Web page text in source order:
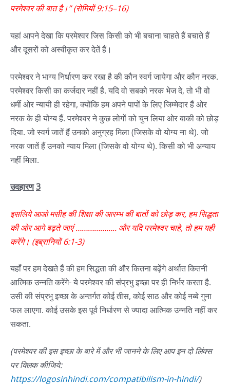
परमेश्वर की बात है।”(रोमियों9:15–16)
यहां आपने देखा कि परमेश्वर जिस किसी को भी बचाना चाहते हैं बचाते हैं
और दूसरों को अस्वीकृत कर देतें हैं।
परमेश्वर ने भाग्य निर्धारण कर रखा है की कौन स्वर्ग जायेगा और कौन नरक.
परमेश्वर किसी का कर्जदार नहीं है. यदि वो सबको नरक भेज दे, तो भी वो
धर्मी ओर न्यायी ही रहेगा, क्योंकि हम अपने पापों के लिए जिम्मेदार हैं ओर
नरक के ही योग्य हैं. परमेश्वर ने कुछ लोगों को चुन लिया ओर बाकी को छोड़
दिया. जो स्वर्ग जातें हैं उनको अनुग्रह मिला (जिसके वो योग्य ना थे). जो
नरक जातें हैं उनको न्याय मिला (जिसके वो योग्य थे). किसी को भी अन्याय
नहीं मिला.
उदहारण3
इसलिये आओ मसीह की शिक्षा की आरम्भ की बातों को छोड़ कर, हम सिद्धता
की ओर आगे बढ़ते जाएं……………….. और यदि परमेश्वर चाहे, तो हम यही
करेंगे। (इब्रानियों 6:1-3)
यहाँ पर हम देखते हैं की हम सिद्धता की और कितना बढ़ेंगे अर्थात कितनी
आत्मिक उन्नति करेंगे- ये परमेश्वर की संप्रभु इच्छा पर ही निर्भर करता है.
उसी की संप्रभु इच्छा के अन्तर्गत कोई तीस, कोई साठ और कोई नब्बे गुना
फल लाएगा. कोई उसके इस पूर्व निर्धारण से ज्यादा आत्मिक उन्नति नहीं कर
सकता.
(परमेश्वर की इस इच्छा के बारे में और भी जानने के लिए आप इन दो लिंक्स
पर क्लिक कीजिये:
https://logosinhindi.com/compatibilism-in-hindi/)